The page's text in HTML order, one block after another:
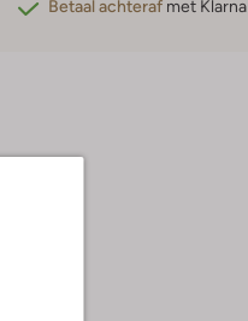
Betaal achteraf met Klarna